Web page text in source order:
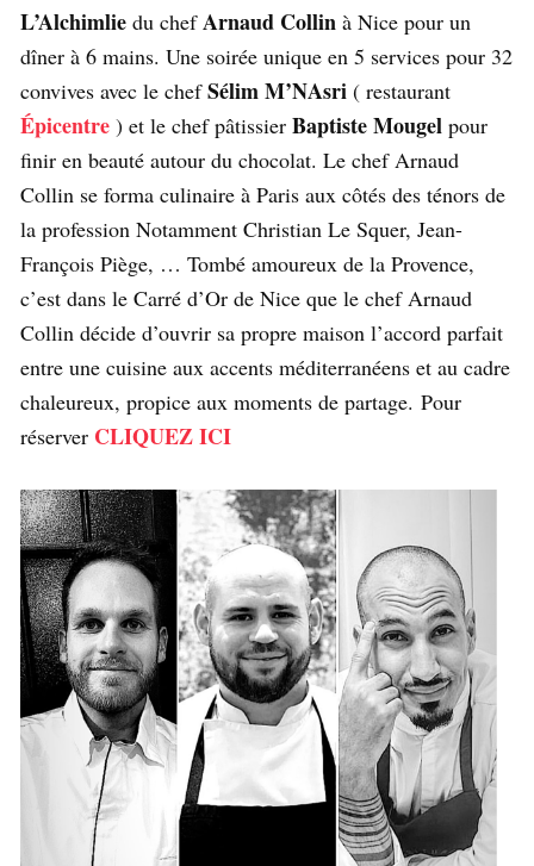
L’Alchimlie du chefArnaud Collin à Nice pour un
dîner à 6 mains. Une soirée unique en 5 services pour 32
convives avec le chefSélim M’NAsri ( restaurant
Épicentre ) et le chef pâtissier Baptiste Mougel pour
finir en beauté autour du chocolat. Le chef Arnaud
Collin se forma culinaire à Paris aux côtés des ténors de
la profession Notamment Christian Le Squer, Jean-
François Piège, … Tombé amoureux de la Provence,
c’est dans le Carré d’Or de Nice que le chef Arnaud
Collin décide d’ouvrir sa propre maison l’accord parfait
entre une cuisine aux accents méditerranéens et au cadre
chaleureux, propice aux moments de partage. Pour
réserver CLIQUEZ ICI